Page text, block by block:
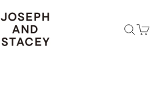
JOSEPH AND STACEY JAPAN
検索カー